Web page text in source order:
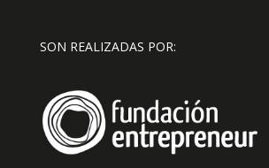
SON REALIZADAS POR: